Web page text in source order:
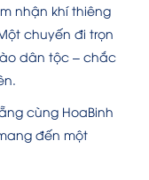
nhận khí thiêng
chuyến đi trọn
dân tộc – chắc
cùng HoaBinh
đến một